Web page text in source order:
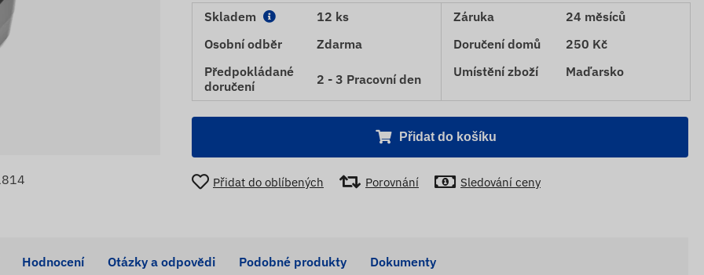
Skladem
12 ks
Osobní odběr
Zdarma
Předpokládané
doručení
2 - 3 Pracovní den
Záruka
24 měsíců
Doručení domů
250 Kč
Umístění zboží
Maďarsko
Přidat do košíku
Přidat do oblíbených Porovnání Sledování ceny
Hodnocení Otázky a odpovědi Podobné produkty Dokumenty